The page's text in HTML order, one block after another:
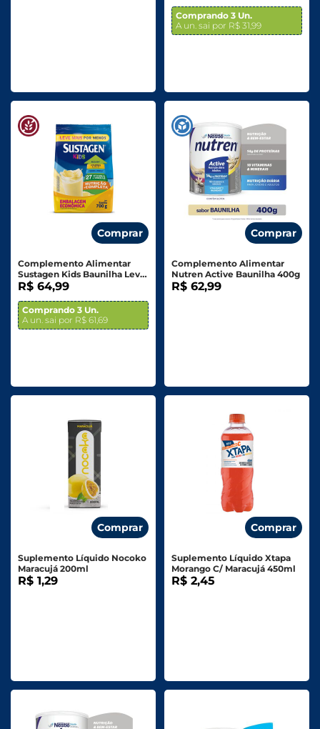
Comprando 3 Un.
A un. sai por R$ 31,99
Comprar
Complemento Alimentar
Sustagen Kids Baunilha Leve
+ Por - Sachê 700g
R$ 64,99
Comprando 3 Un.
A un. sai por R$ 61,69
Comprar
Complemento Alimentar
Nutren Active Baunilha 400g
R$ 62,99
Comprar
Suplemento Líquido Nocoko
Maracujá 200ml
R$ 1,29
Comprar
Suplemento Líquido Xtapa
Morango C/ Maracujá 450ml
R$ 2,45